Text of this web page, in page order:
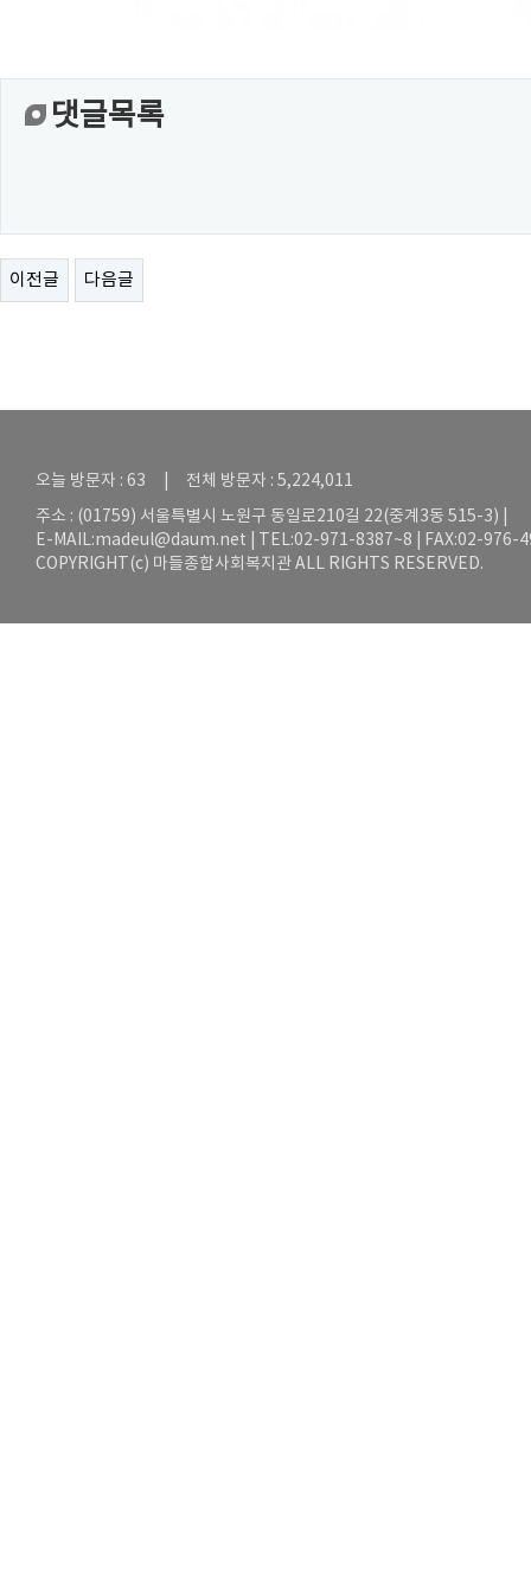
댓글목록
이전글 다음글
오늘 방문자 : 63 | 전체 방문자 : 5,224,011
주소 : (01759) 서울특별시 노원구 동일로210길 22(중계3동 515-3) |
E-MAIL:madeul@daum.net | TEL:02-971-8387~8 | FAX:02-976-
COPYRIGHT(c) 마들종합사회복지관 ALL RIGHTS RESERVED.